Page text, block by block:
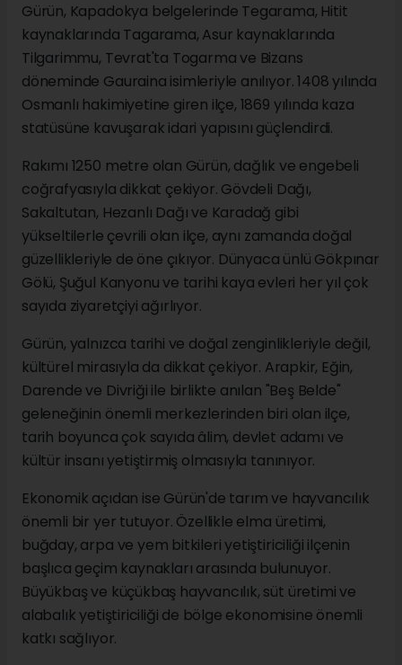
Gürün, Kapadokya belgelerinde Tegarama, Hitit
kaynaklarında Tagarama, Asur kaynaklarında
Tilgarimmu, Tevrat'ta Togarma ve Bizans
döneminde Gauraina isimleriyle anılıyor. 1408 yılında
Osmanlı hakimiyetine giren ilçe, 1869 yılında kaza
statüsüne kavuşarak idari yapısını güçlendirdi.
Rakımı 1250 metre olan Gürün, dağlık ve engebeli
coğrafyasıyla dikkat çekiyor. Gövdeli Dağı,
Sakaltutan, Hezanlı Dağı ve Karadağ gibi
yükseltilerle çevrili olan ilçe, aynı zamanda doğal
güzellikleriyle de öne çıkıyor. Dünyaca ünlü Gökpınar
Gölü, Şuğul Kanyonu ve tarihi kaya evleri her yıl çok
sayıda ziyaretçiyi ağırlıyor.
Gürün, yalnızca tarihi ve doğal zenginlikleriyle değil,
kültürel mirasıyla da dikkat çekiyor. Arapkir, Eğin,
Darende ve Divriği ile birlikte anılan "Beş Belde"
geleneğinin önemli merkezlerinden biri olan ilçe,
tarih boyunca çok sayıda âlim, devlet adamı ve
kültür insanı yetiştirmiş olmasıyla tanınıyor.
Ekonomik açıdan ise Gürün'de tarım ve hayvancılık
önemli bir yer tutuyor. Özellikle elma üretimi,
buğday, arpa ve yem bitkileri yetiştiriciliği ilçenin
başlıca geçim kaynakları arasında bulunuyor.
Büyükbaş ve küçükbaş hayvancılık, süt üretimi ve
alabalık yetiştiriciliği de bölge ekonomisine önemli
katkı sağlıyor.